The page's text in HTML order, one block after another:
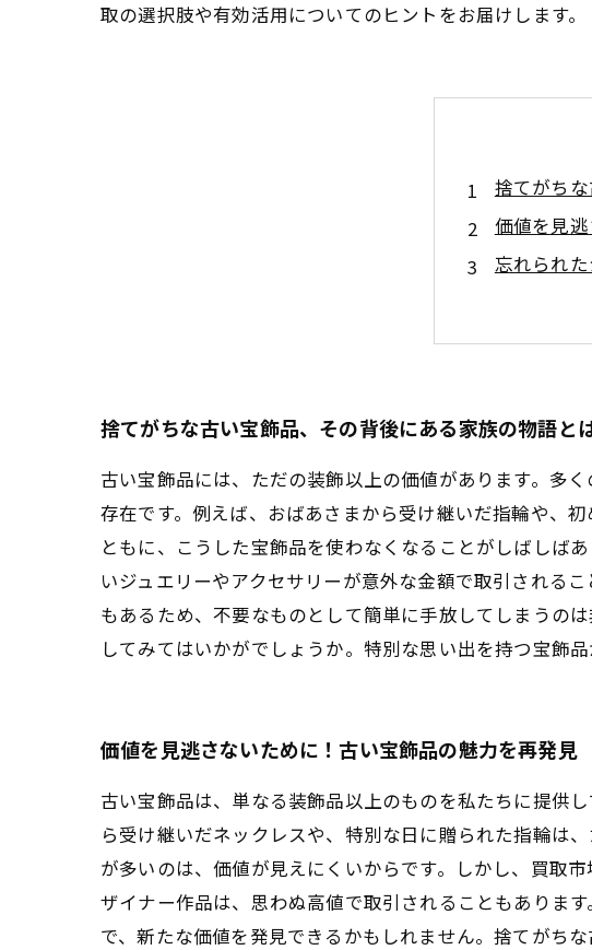
取の選択肢や有効活用についてのヒントをお届けします。
捨てがち
価値を見
忘れられ
買取市場
知られざ
古い宝飾
捨てがちな古い宝飾品、その背後にある家族の物語と
古い宝飾品には、ただの装飾以上の価値があります。多
存在です。例えば、おばあさまから受け継いだ指輪や、
ともに、こうした宝飾品を使わなくなることがしばしば
いジュエリーやアクセサリーが意外な金額で取引される
もあるため、不要なものとして簡単に手放してしまうの
してみてはいかがでしょうか。特別な思い出を持つ宝飾
価値を見逃さないために！古い宝飾品の魅力を再発見
古い宝飾品は、単なる装飾品以上のものを私たちに提供
ら受け継いだネックレスや、特別な日に贈られた指輪は
が多いのは、価値が見えにくいからです。しかし、買取
ザイナー作品は、思わぬ高値で取引されることもありま
で、新たな価値を発見できるかもしれません。捨てがち